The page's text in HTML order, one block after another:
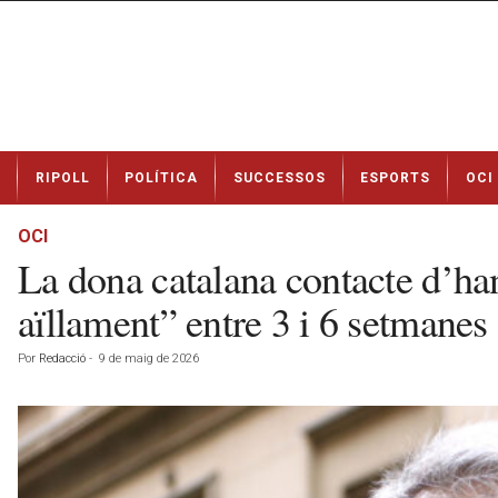
t
RIPOLL POLÍTICA SUCCESSOS ESPORTS OCI
OCI
La dona catalana contacte
aïllament” entre 3 i 6 setmanes
Por Redacció - 9 de maig de 2026